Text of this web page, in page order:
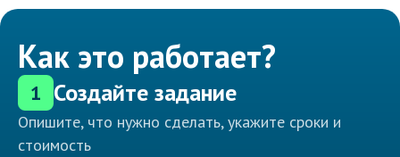
Как это работает?
1 Создайте задание
Опишите, что нужно сделать, укажите сроки и
стоимость